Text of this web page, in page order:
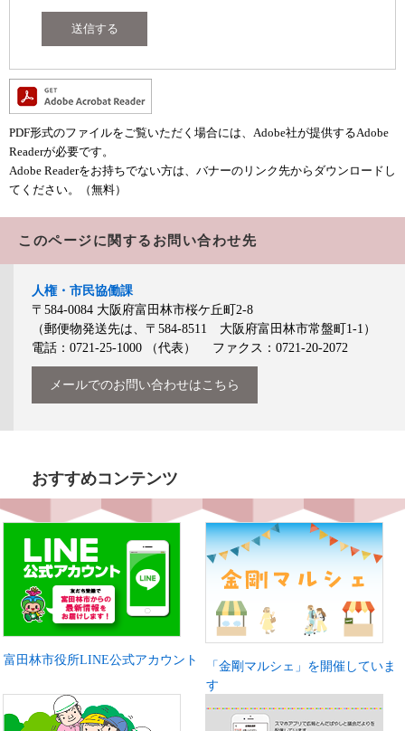
PDF形式のファイルをご覧いただく場合には、Adobe社が提供するAdobe
Readerが必要です。
Adobe Readerをお持ちでない方は、バナーのリンク先からダウンロードし
てください。（無料）
このページに関するお問い合わせ先
人権・市民協働課
〒584-0084 大阪府富田林市桜ケ丘町2-8
（郵便物発送先は、〒584-8511 大阪府富田林市常盤町1-1）
電話：0721-25-1000
（代表） ファクス：0721-20-2072
メールでのお問い合わせはこちら
おすすめコンテンツ
富田林市役所LINE公式アカウント
「金剛マルシェ」を開催していま
す